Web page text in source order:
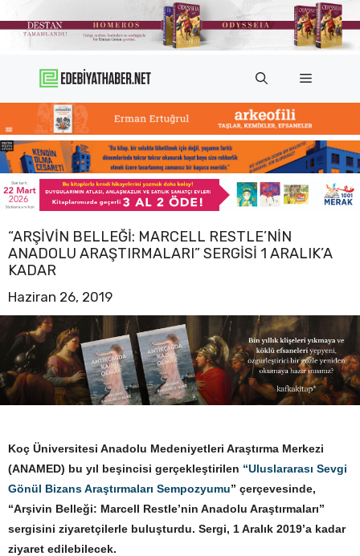
atla
Menü
“ARŞIVIN BELLEĞI: MARCELL RESTLE’NIN
ANADOLU ARAŞTIRMALARI” SERGISI 1 ARALIK’A
KADAR
Haziran 26, 2019
Koç Üniversitesi Anadolu Medeniyetleri Araştırma Merkezi
(ANAMED) bu yıl beşincisi gerçekleştirilen “Uluslararası Sevgi
Gönül Bizans Araştırmaları Sempozyumu” çerçevesinde,
“Arşivin Belleği: Marcell Restle’nin Anadolu Araştırmaları”
sergisini ziyaretçilerle buluşturdu. Sergi, 1 Aralık 2019’a kadar
ziyaret edilebilecek.